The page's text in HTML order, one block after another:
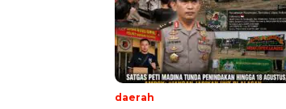
daerah